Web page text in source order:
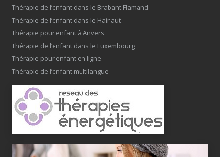
Thérapie de l’enfant dans le Brabant Flamand
Thérapie de l’enfant dans le Hainaut
Thérapie pour enfant à Anvers
Thérapie de l’enfant dans le Luxembourg
Thérapie pour enfant en ligne
Thérapie de l’enfant multilangue